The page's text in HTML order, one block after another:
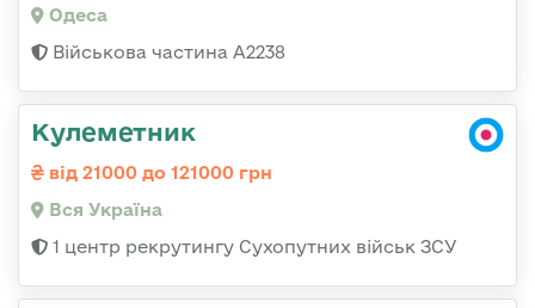
Одеса
Військова частина А2238
Кулеметник
від 21000 до 121000 грн
Вся Україна
1 центр рекрутингу Сухопутних військ ЗСУ